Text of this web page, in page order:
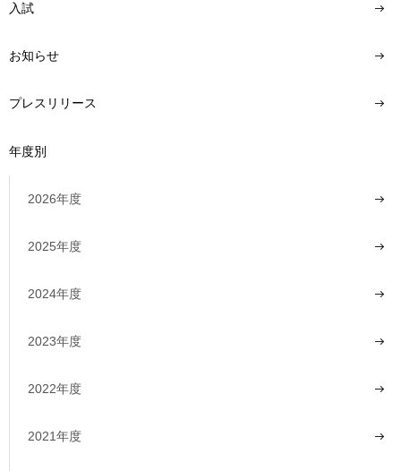
入試
お知らせ
プレスリリース
年度別
2026年度
2025年度
2024年度
2023年度
2022年度
2021年度